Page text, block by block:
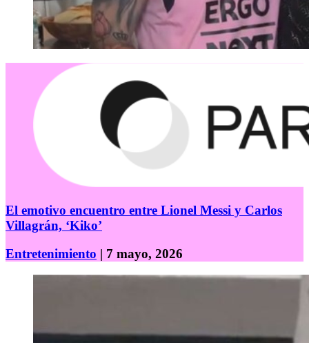
El emotivo encuentro entre Lionel Messi y Carlos
Villagrán, ‘Kiko’
Entretenimiento | 7 mayo, 2026